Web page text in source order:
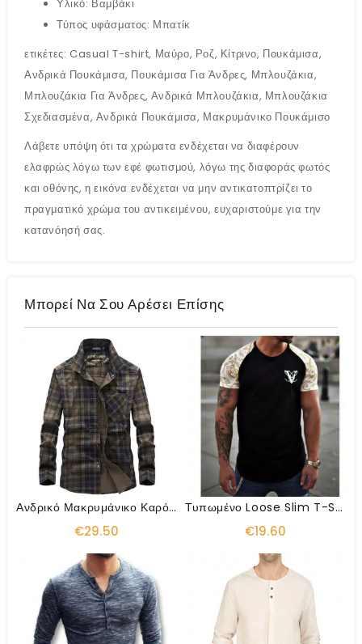
Υλικό: Βαμβάκι
Τύπος υφάσματος: Μπατίκ
ετικέτες: Casual T-shirt, Μαύρο, Ροζ, Κίτρινο, Πουκάμισα,
Ανδρικά Πουκάμισα, Πουκάμισα Για Άνδρες, Μπλουζάκια,
Μπλουζάκια Για Άνδρες, Ανδρικά Μπλουζάκια, Μπλουζάκια
Σχεδιασμένα, Ανδρικά Πουκάμισα, Μακρυμάνικο Πουκάμισο
Λάβετε υπόψη ότι τα χρώματα ενδέχεται να διαφέρουν
ελαφρώς λόγω των εφέ φωτισμού, λόγω της διαφοράς φωτός
και οθόνης, η εικόνα ενδέχεται να μην αντικατοπτρίζει το
πραγματικό χρώμα του αντικειμένου, ευχαριστούμε για την
κατανόησή σας.
Μπορεί Να Σου Αρέσει Επίσης
Ανδρικό Μακρυμάνικο Καρό Πουκάμισο
€29.50
Τυπωμένο Loose Slim T-Shirt
€19.60